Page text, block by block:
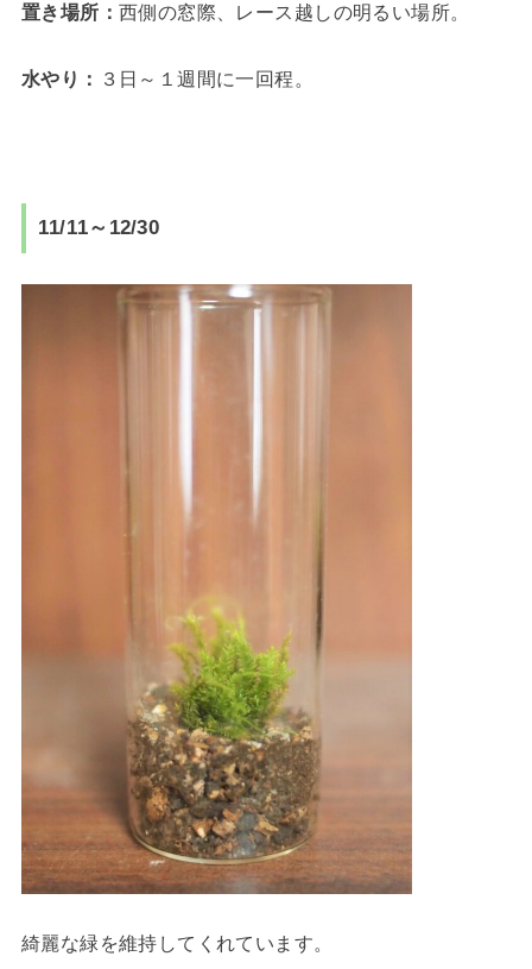
置き場所： 西側の窓際、レース越しの明るい場所。
水やり： ３日～１週間に一回程。
11/11～12/30
綺麗な緑を維持してくれています。